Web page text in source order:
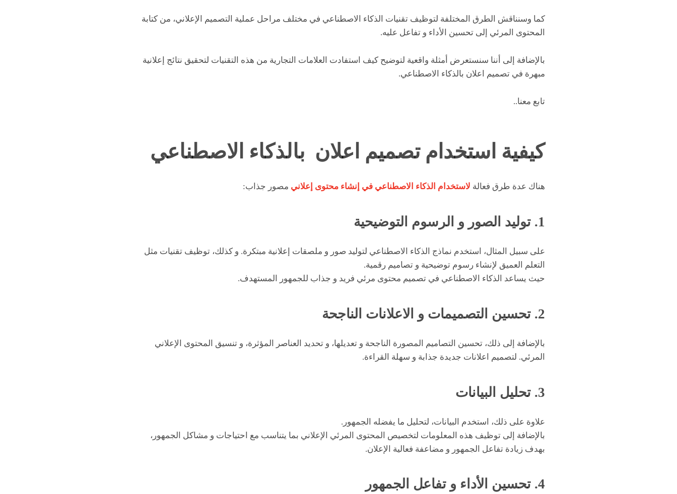
كما وسنناقش الطرق المختلفة لتوظيف تقنيات الذكاء الاصطناعي في مختلف مراحل عملية التصميم الإعلاني، من كتابة
المحتوى المرئي إلى تحسين الأداء و تفاعل عليه.
بالإضافة إلى أننا سنستعرض أمثلة واقعية لتوضيح كيف استفادت العلامات التجارية من هذه التقنيات لتحقيق نتائج إعلانية
مبهرة في تصميم اعلان بالذكاء الاصطناعي.
تابع معنا..
كيفية استخدام تصميم اعلان بالذكاء الاصطناعي
هناك عدة طرق فعالة لاستخدام الذكاء الاصطناعي في إنشاء محتوى إعلاني مصور جذاب:
1. توليد الصور و الرسوم التوضيحية
على سبيل المثال، استخدم نماذج الذكاء الاصطناعي لتوليد صور و ملصقات إعلانية مبتكرة. و كذلك، توظيف تقنيات مثل
التعلم العميق لإنشاء رسوم توضيحية و تصاميم رقمية.
حيث يساعد الذكاء الاصطناعي في تصميم محتوى مرئي فريد و جذاب للجمهور المستهدف.
2. تحسين التصميمات و الاعلانات الناجحة
بالإضافة إلى ذلك، تحسين التصاميم المصورة الناجحة و تعديلها، و تحديد العناصر المؤثرة، و تنسيق المحتوى الإعلاني
المرئي. لتصميم اعلانات جديدة جذابة و سهلة القراءة.
3. تحليل البيانات
علاوة على ذلك، استخدم البيانات، لتحليل ما يفضله الجمهور.
بالإضافة إلى توظيف هذه المعلومات لتخصيص المحتوى المرئي الإعلاني بما يتناسب مع احتياجات و مشاكل الجمهور،
بهدف زيادة تفاعل الجمهور و مضاعفة فعالية الإعلان.
4. تحسين الأداء و تفاعل الجمهور